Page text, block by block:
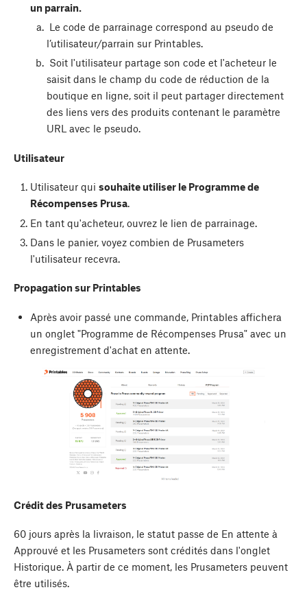
un parrain.
Le code de parrainage correspond au pseudo de
l’utilisateur/parrain sur Printables.
Soit l'utilisateur partage son code et l'acheteur le
saisit dans le champ du code de réduction de la
boutique en ligne, soit il peut partager directement
des liens vers des produits contenant le paramètre
URL avec le pseudo.
Utilisateur
Utilisateur qui souhaite utiliser le Programme de
Récompenses Prusa.
En tant qu'acheteur, ouvrez le lien de parrainage.
Dans le panier, voyez combien de Prusameters
l'utilisateur recevra.
Propagation sur Printables
Après avoir passé une commande, Printables affichera
un onglet "Programme de Récompenses Prusa" avec un
enregistrement d'achat en attente.
Crédit des Prusameters
60 jours après la livraison, le statut passe de En attente à
Approuvé et les Prusameters sont crédités dans l'onglet
Historique. À partir de ce moment, les Prusameters peuvent
être utilisés.